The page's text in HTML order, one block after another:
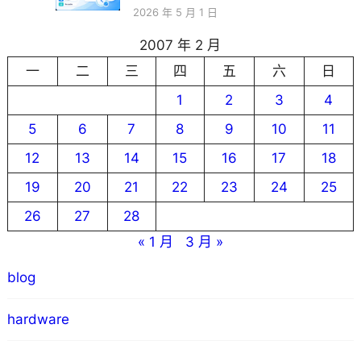
2026 年 5 月 1 日
2007 年 2 月
一
二 三 四 五 六
日
1
2 3
4
5
6 7 8 9 10
11
12
13 14 15 16 17
18
19
20 21 22 23 24
25
26
27
28
« 1 月
3 月 »
blog
hardware